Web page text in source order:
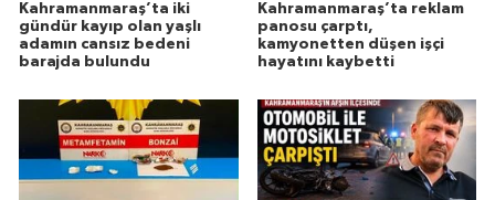
Kahramanmaraş’ta iki
gündür kayıp olan yaşlı
adamın cansız bedeni
barajda bulundu
Kahramanmaraş’ta reklam
panosu çarptı,
kamyonetten düşen işçi
hayatını kaybetti